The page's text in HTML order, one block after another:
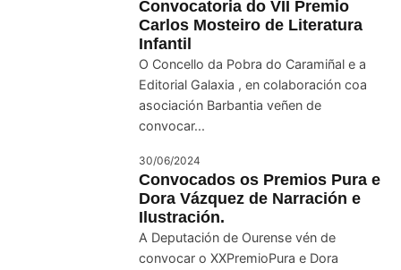
Convocatoria do VII Premio
Carlos Mosteiro de Literatura
Infantil
O Concello da Pobra do Caramiñal e a
Editorial Galaxia , en colaboración coa
asociación Barbantia veñen de
convocar...
30/06/2024
Convocados os Premios Pura e
Dora Vázquez de Narración e
Ilustración.
A Deputación de Ourense vén de
convocar o XXPremioPura e Dora